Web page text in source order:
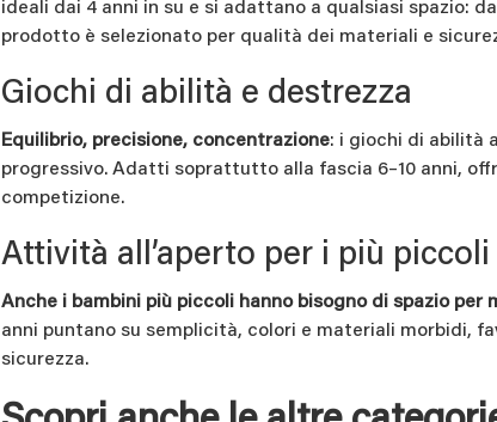
ideali dai 4 anni in su e si adattano a qualsiasi spazio:
prodotto è selezionato per qualità dei materiali e
Giochi di abilità e destrezza
Equilibrio, precisione, concentrazione: i giochi di abilità
progressivo. Adatti soprattutto alla fascia 6–10 anni,
competizione.
Attività all’aperto per i più piccoli
Anche i bambini più piccoli hanno bisogno di spazio per
anni puntano su semplicità, colori e materiali morbidi,
sicurezza.